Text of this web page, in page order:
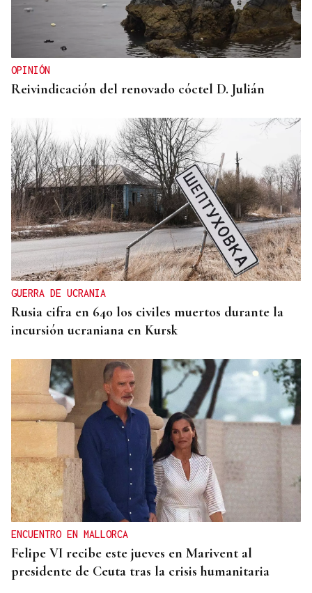
OPINIÓN
Reivindicación del renovado cóctel D. Julián
GUERRA DE UCRANIA
Rusia cifra en 640 los civiles muertos durante la
incursión ucraniana en Kursk
ENCUENTRO EN MALLORCA
Felipe VI recibe este jueves en Marivent al
presidente de Ceuta tras la crisis humanitaria